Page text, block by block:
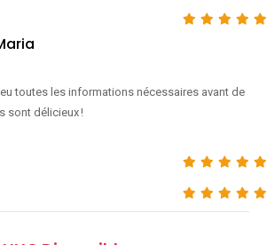
toutes les informations nécessaires avant de
sont délicieux !